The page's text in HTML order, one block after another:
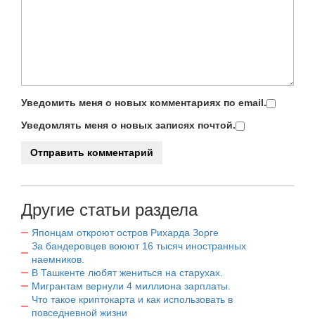
Уведомить меня о новых комментариях по email.
Уведомлять меня о новых записях почтой.
Другие статьи раздела
Японцам откроют остров Рихарда Зорге
За бандеровцев воюют 16 тысяч иностранных
наемников.
В Ташкенте любят жениться на старухах.
Мигрантам вернули 4 миллиона зарплаты.
Что такое криптокарта и как использовать в
повседневной жизни